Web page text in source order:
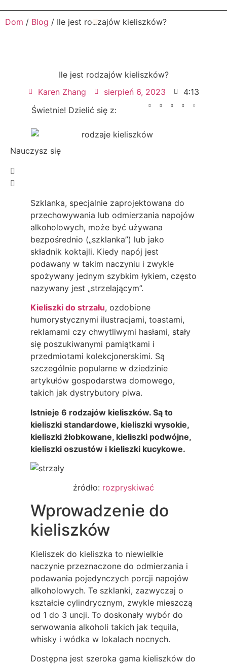
Dom / Blog / Ile jest rodzajów kieliszków?
Ile jest rodzajów kieliszków?
Karen Zhang
sierpień 6, 2023
4:13
Świetnie! Dzielić się z:
Nauczysz się
Szklanka, specjalnie zaprojektowana do
przechowywania lub odmierzania napojów
alkoholowych, może być używana
bezpośrednio („szklanka”) lub jako
składnik koktajli. Kiedy napój jest
podawany w takim naczyniu i zwykle
spożywany jednym szybkim łykiem, często
nazywany jest „strzelającym”.
Kieliszki do strzału, ozdobione
humorystycznymi ilustracjami, toastami,
reklamami czy chwytliwymi hasłami, stały
się poszukiwanymi pamiątkami i
przedmiotami kolekcjonerskimi. Są
szczególnie popularne w dziedzinie
artykułów gospodarstwa domowego,
takich jak dystrybutory piwa.
Istnieje 6 rodzajów kieliszków. Są to
kieliszki standardowe, kieliszki wysokie,
kieliszki żłobkowane, kieliszki podwójne,
kieliszki oszustów i kieliszki kucykowe.
źródło: rozpryskiwać
Wprowadzenie do
kieliszków
Kieliszek do kieliszka to niewielkie
naczynie przeznaczone do odmierzania i
podawania pojedynczych porcji napojów
alkoholowych. Te szklanki, zazwyczaj o
kształcie cylindrycznym, zwykle mieszczą
od 1 do 3 uncji. To doskonały wybór do
serwowania alkoholi takich jak tequila,
whisky i wódka w lokalach nocnych.
Dostępna jest szeroka gama kieliszków do